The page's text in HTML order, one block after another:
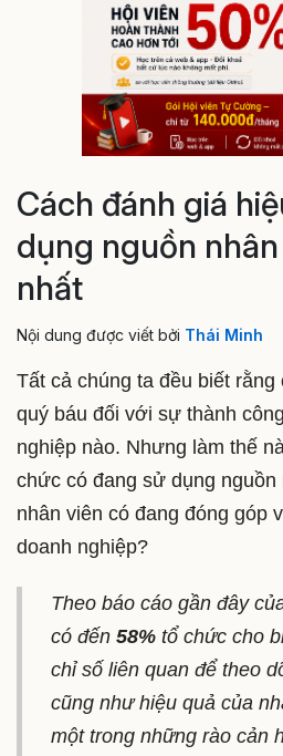
Cách đánh giá
dụng nguồn
nhất
Nội dung được viết bởi Thái Minh
Tất cả chúng ta đều biết
quý báu đối với sự thành
nghiệp nào. Nhưng làm thế
chức có đang sử dụng nguồn
nhân viên có đang đóng góp
doanh nghiệp?
Theo báo cáo gần đây
có đến 58%tổ chức cho
chỉ số liên quan để theo
cũng như hiệu quả của
một trong những rào cản